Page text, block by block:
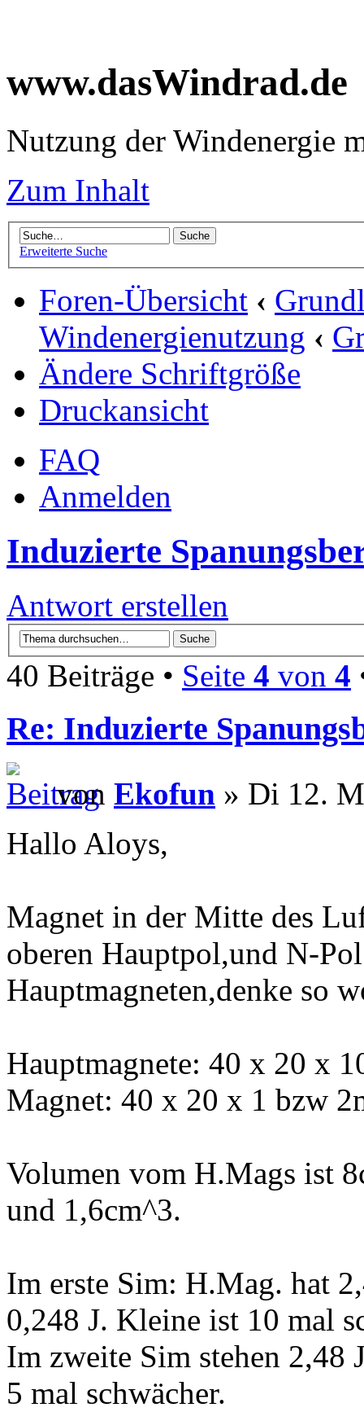
www.dasWindrad.de
Nutzung der Windenergie
Zum Inhalt
Erweiterte Suche
Foren-Übersicht ‹
Windenergienutzung ‹
Ändere Schriftgröße
Druckansicht
FAQ
Anmelden
Induzierte
Antwort erstellen
40 Beiträge • Seite 4 von 4
Re: Induzierte
von Ekofun » Di 12.
Hallo Aloys,
Magnet in der Mitte des
oberen Hauptpol,und N-
Hauptmagneten,denke so
Hauptmagnete: 40 x 20 x
Magnet: 40 x 20 x 1 bzw
Volumen vom H.Mags ist
und 1,6cm^3.
Im erste Sim: H.Mag. hat
0,248 J. Kleine ist 10 mal
Im zweite Sim stehen 2,48
5 mal schwächer.